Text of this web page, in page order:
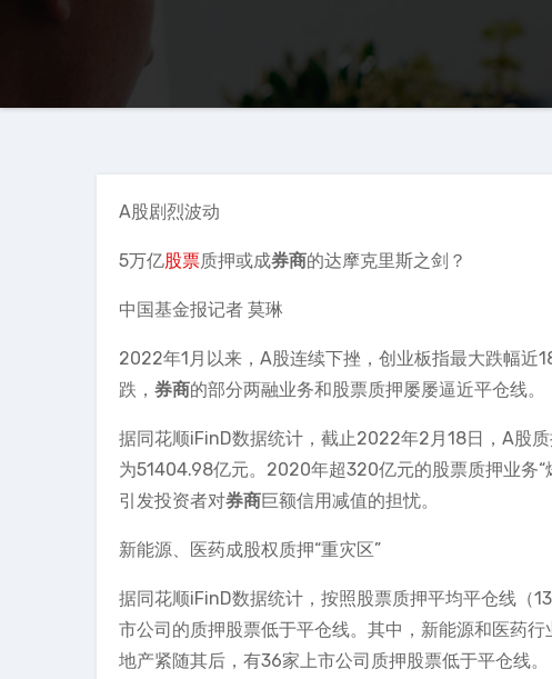
A股剧烈波动
5万亿股票质押或成券商的达摩克里斯之剑？
中国基金报记者 莫琳
2022年1月以来，A股连续下挫，创业板指最大跌幅近
跌， 券商的部分两融业务和股票质押屡屡逼近平仓线。
据同花顺iFinD数据统计，截止2022年2月18日，A股
为51404.98亿元。2020年超320亿元的股票质押业务“
引发投资者对券商巨额信用减值的担忧。
新能源、医药成股权质押“重灾区”
据同花顺iFinD数据统计，按照股票质押平均平仓线（
市公司的质押股票低于平仓线。其中，新能源和医药
地产紧随其后，有36家上市公司质押股票低于平仓线。